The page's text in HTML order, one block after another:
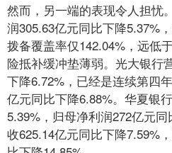
然而，另一端的表现令人担忧
润305.63亿元同比下降5.37%
拨备覆盖率仅142.04%，远低
险抵补缓冲垫薄弱。光大银行
下降6.72%，已经是连续第四
亿元同比下降6.88%。华夏银
5.39%，归母净利润272亿元
收625.14亿元同比下降7.59%